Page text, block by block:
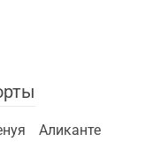
Аликанте